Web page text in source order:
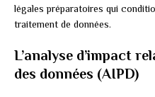
légales préparatoires qui
traitement de données.
L’analyse d’impact
des données (AIPD)